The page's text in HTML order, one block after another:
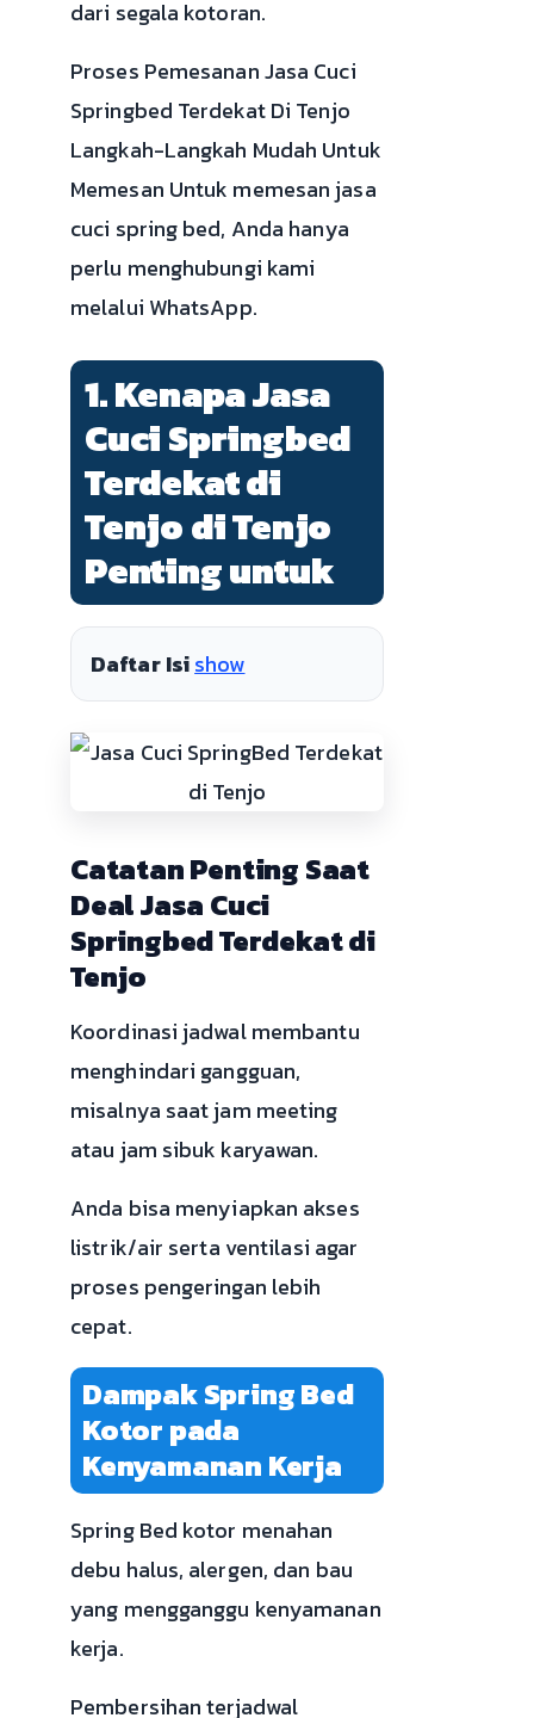
dari segala kotoran.
Proses Pemesanan Jasa Cuci
Springbed Terdekat Di Tenjo
Langkah-Langkah Mudah Untuk
Memesan Untuk memesan jasa
cuci spring bed, Anda hanya
perlu menghubungi kami
melalui WhatsApp.
1. Kenapa Jasa
Cuci Springbed
Terdekat di
Tenjo di Tenjo
Penting untuk
Daftar Isishow
Catatan Penting Saat
Deal Jasa Cuci
Springbed Terdekat di
Tenjo
Koordinasi jadwal membantu
menghindari gangguan,
misalnya saat jam meeting
atau jam sibuk karyawan.
Anda bisa menyiapkan akses
listrik/air serta ventilasi agar
proses pengeringan lebih
cepat.
Dampak Spring Bed
Kotor pada
Kenyamanan Kerja
Spring Bed kotor menahan
debu halus, alergen, dan bau
yang mengganggu kenyamanan
kerja.
Pembersihan terjadwal